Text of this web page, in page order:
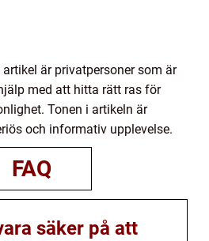
är privatpersoner som är
med att hitta rätt ras för
Tonen i artikeln är
och informativ upplevelse.
FAQ
säker på att